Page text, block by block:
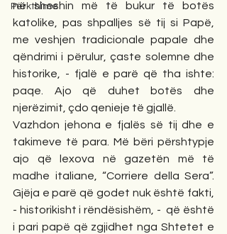
Përkthime
në sheshin më të bukur të botës
katolike, pas shpalljes së tij si Papë,
me veshjen tradicionale papale dhe
qëndrimi i përulur, ­çaste solemne dhe
historike, - fjalë e parë që tha ishte:
paqe. Ajo që duhet botës dhe
njerëzimit, çdo qenieje të gjallë.
Vazhdon jehona e fjalës së tij dhe e
takimeve të para. Më bëri përshtypje
ajo që lexova në gazetën më të
madhe italiane, “Corriere della Sera”.
Gjëja e parë që godet nuk është fakti,
- historikisht i rëndësishëm, -  që është
i pari papë që zgjidhet nga Shtetet e